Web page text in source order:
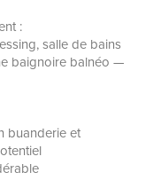
:
salle de bains
baignoire balnéo —
buanderie et